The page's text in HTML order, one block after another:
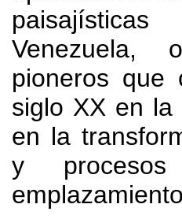
Venezuela,
pioneros que
siglo XX en la
en la
y